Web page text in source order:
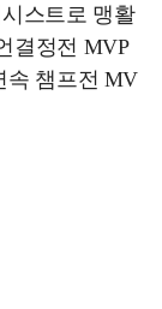
스트로 맹활
결정전 MVP
속 챔프전 MV